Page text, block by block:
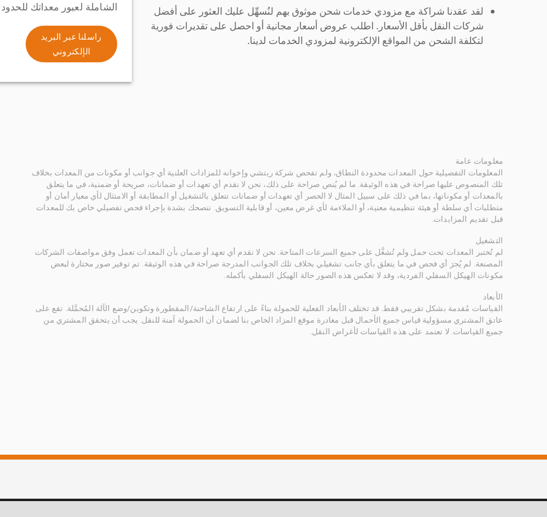
لقد عقدنا شراكة مع مزودي خدمات شحن موثوق بهم لنُسهِّل عليك العثور على أفضل
شركات النقل بأقل الأسعار. اطلب عروض أسعار مجانية أو احصل على تقديرات فورية
لتكلفة الشحن من المواقع الإلكترونية لمزودي الخدمات لدينا.
الشاملة لعبور معداتك
راسلنا عبر البريد
الإلكتروني
معلومات عامة
المعلومات التفصيلية حول المعدات محدودة النطاق، ولم تفحص شركة ريتشي وإخوانه للمزادات العلنية أي جوانب أو مكونات من المعدات بخلاف
تلك المنصوص عليها صراحة في هذه الوثيقة. ما لم يُنص صراحة على ذلك، نحن لا نقدم أي تعهدات أو ضمانات، صريحة أو ضمنية، في ما يتعلق
بالمعدات أو مكوناتها، بما في ذلك على سبيل المثال لا الحصر أي تعهدات أو ضمانات تتعلق بالتشغيل أو المطابقة أو الامتثال لأي معيار أمان أو
متطلبات أي سلطة أو هيئة تنظيمية معنية، أو الملاءمة لأي غرض معين، أو قابلية التسويق. ننصحك بشدة بإجراء فحص تفصيلي خاص بك للمعدات
قبل تقديم المزايدات.
التشغيل
لم تُختبر المعدات تحت حمل ولم تُشغَّل على جميع السرعات المتاحة. نحن لا نقدم أي تعهد أو ضمان بأن المعدات تعمل وفق مواصفات الشركات
المصنعة. لم يُجرَ أي فحص في ما يتعلق بأي جانب تشغيلي بخلاف تلك الجوانب المدرجة صراحة في هذه الوثيقة. تم توفير صور مختارة لبعض
مكونات الهيكل السفلي الفردية، وقد لا تعكس هذه الصور حالة الهيكل السفلي بأكمله.
الأبعاد
القياسات مُقدمة بشكل تقريبي فقط. قد تختلف الأبعاد الفعلية للحمولة بناءً على ارتفاع الشاحنة/المقطورة وتكوين/وضع الآلة المُحمَّلة. تقع على
عاتق المشتري مسؤولية قياس جميع الأحمال قبل مغادرة موقع المزاد الخاص بنا لضمان أن الحمولة آمنة للنقل. يجب أن يتحقق المشتري من
جميع القياسات. لا تعتمد على هذه القياسات لأغراض النقل.